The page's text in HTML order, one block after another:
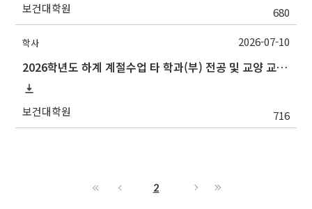
보건대학원 680
학사
2026학년도 하계 계절수업 타 학과(부) 전공 및 교양 교과목 성적평가방법 선택제 신청 안내(~7/15 수)
보건대학원 716
2026-07-10
2